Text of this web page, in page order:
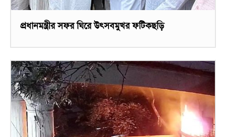
প্রধানমন্ত্রীর সফর ঘিরে উৎসবমুখর ফটিকছড়ি